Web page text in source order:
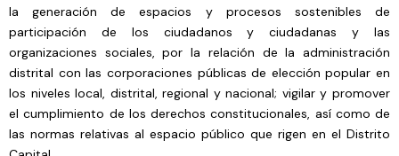
la generación de espacios y procesos sostenibles de
participación de los ciudadanos y ciudadanas y las
organizaciones sociales, por la relación de la administración
distrital con las corporaciones públicas de elección popular en
los niveles local, distrital, regional y nacional; vigilar y promover
el cumplimiento de los derechos constitucionales, así como de
las normas relativas al espacio público que rigen en el Distrito